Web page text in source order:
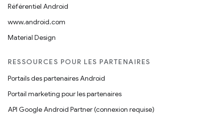
Référentiel Android
www.android.com
Material Design
RESSOURCES POUR LES PARTENAIRES
Portails des partenaires Android
Portail marketing pour les partenaires
API Google Android Partner (connexion requise)